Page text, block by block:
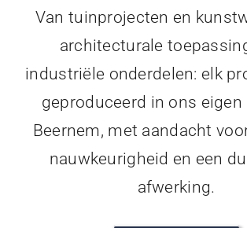
Van tuinprojecten en
architecturale
industriële onderdelen: elk
geproduceerd in ons eigen
Beernem, met aandacht
nauwkeurigheid en een
afwerking.